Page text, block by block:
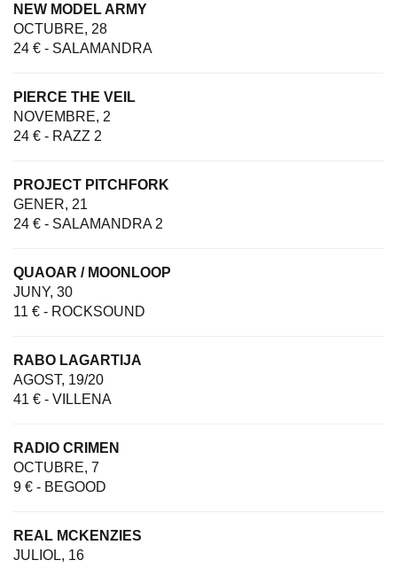
NEW MODEL ARMY
OCTUBRE, 28
24 € - SALAMANDRA
PIERCE THE VEIL
NOVEMBRE, 2
24 € - RAZZ 2
PROJECT PITCHFORK
GENER, 21
24 € - SALAMANDRA 2
QUAOAR / MOONLOOP
JUNY, 30
11 € - ROCKSOUND
RABO LAGARTIJA
AGOST, 19/20
41 € - VILLENA
RADIO CRIMEN
OCTUBRE, 7
9 € - BEGOOD
REAL MCKENZIES
JULIOL, 16